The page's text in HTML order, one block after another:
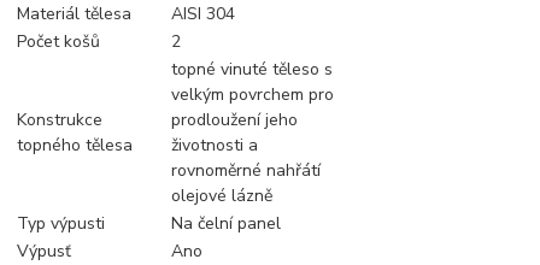
Materiál tělesa
AISI 304
Počet košů
2
Konstrukce
topného tělesa
topné vinuté těleso s
velkým povrchem pro
prodloužení jeho
životnosti a
rovnoměrné nahřátí
olejové lázně
Typ výpusti
Na čelní panel
Výpusť
Ano